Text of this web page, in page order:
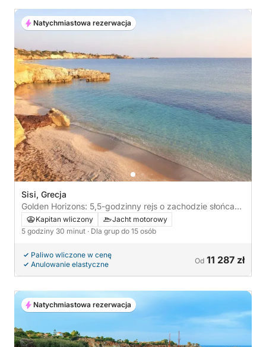
Sisi, Grecja
Golden Horizons: 5,5-godzinny rejs o zachodzie słońca
do plaży Saradari
Kapitan wliczony
Jacht motorowy
5 godziny 30 minut · Dla grup do 15 osób
Paliwo wliczone w cenę
Anulowanie elastyczne
Od 11 287 zł
Natychmiastowa rezerwacja
Natychmiastowa rezerwacja